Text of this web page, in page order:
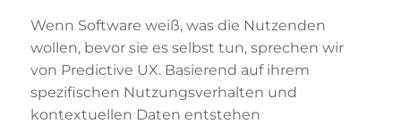
Wenn Software weiß, was die Nutzenden
wollen, bevor sie es selbst tun, sprechen wir
von Predictive UX. Basierend auf ihrem
spezifischen Nutzungsverhalten und
kontextuellen Daten entstehen